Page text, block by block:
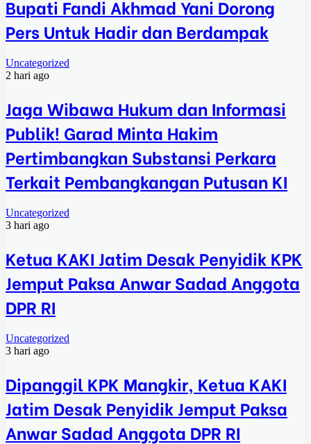
Bupati Fandi Akhmad Yani Dorong
Pers Untuk Hadir dan Berdampak
Uncategorized
2 hari ago
Jaga Wibawa Hukum dan Informasi
Publik! Garad Minta Hakim
Pertimbangkan Substansi Perkara
Terkait Pembangkangan Putusan KI
Uncategorized
3 hari ago
Ketua KAKI Jatim Desak Penyidik KPK
Jemput Paksa Anwar Sadad Anggota
DPR RI
Uncategorized
3 hari ago
Dipanggil KPK Mangkir, Ketua KAKI
Jatim Desak Penyidik Jemput Paksa
Anwar Sadad Anggota DPR RI